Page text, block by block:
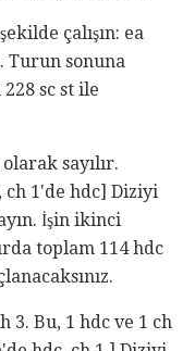
çalışın: ea
Turun sonuna
sc st ile
sayılır.
1'de hdc] Diziyi
İşin ikinci
toplam 114 hdc
3. Bu, 1 hdc ve 1 ch